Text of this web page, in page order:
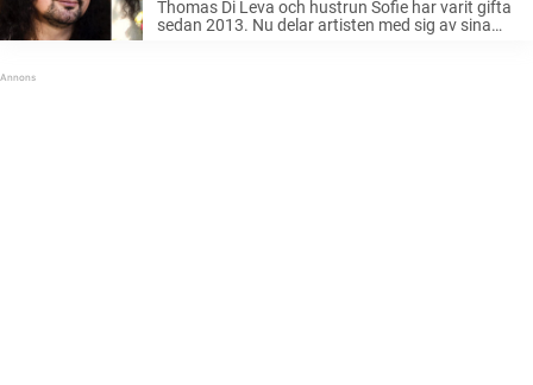
Thomas Di Leva och hustrun Sofie har varit gifta
sedan 2013. Nu delar artisten med sig av sina